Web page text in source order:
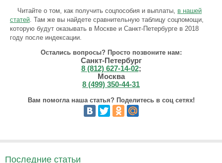
Читайте о том, как получить соцпособия и выплаты, в нашей
статей. Там же вы найдете сравнительную таблицу соцпомощи,
которую будут оказывать в Москве и Санкт-Петербурге в 2018
году после индексации.
Остались вопросы? Просто позвоните нам:
Санкт-Петербург
8 (812) 627-14-02;
Москва
8 (499) 350-44-31
Вам помогла наша статья? Поделитесь в соц сетях!
Последние статьи